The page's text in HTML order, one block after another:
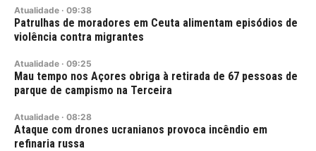
Atualidade · 09:38
Patrulhas de moradores em Ceuta alimentam episódios de
violência contra migrantes
Atualidade · 09:25
Mau tempo nos Açores obriga à retirada de 67 pessoas de
parque de campismo na Terceira
Atualidade · 08:28
Ataque com drones ucranianos provoca incêndio em
refinaria russa